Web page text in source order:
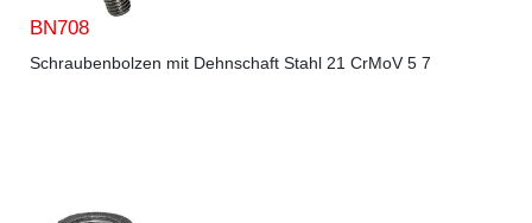
BN708
Schraubenbolzen mit Dehnschaft Stahl 21 CrMoV 5 7